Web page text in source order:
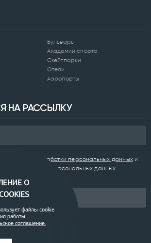
Бульвары
Академии спорта
Скейтпарки
Отели
Аэропорты
НА РАССЫЛКУ
Политикой обработки персональных данныхи
моих персональных данных.
Подписаться
О
файлы cookie
работы.
соглашение.